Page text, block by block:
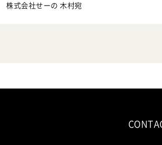
株式会社せーの 木村宛